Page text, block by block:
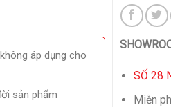
áp dụng cho
sản phẩm
SỐ 28
Miễn